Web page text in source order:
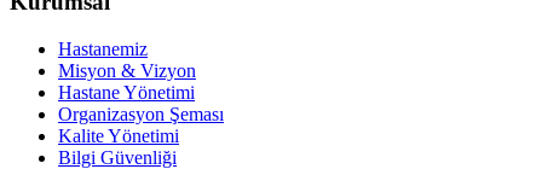
Hastanemiz
Misyon & Vizyon
Hastane Yönetimi
Organizasyon Şeması
Kalite Yönetimi
Bilgi Güvenliği